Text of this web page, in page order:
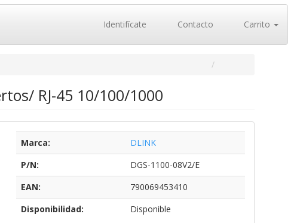
Identifícate Contacto Carrito
RJ-45 10/100/1000
Marca:
DLINK
P/N:
DGS-1100-08V2/E
EAN:
790069453410
Disponibilidad:
Disponible